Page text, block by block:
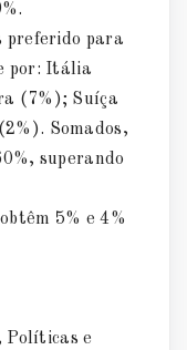
preferido para
por: Itália
(7%); Suíça
Somados,
superando
5% e 4%
Políticas e